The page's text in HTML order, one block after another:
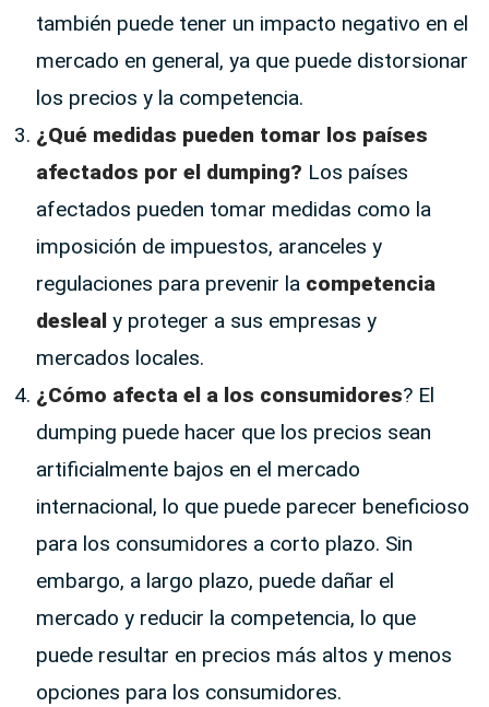
también puede tener un impacto negativo en el
mercado en general, ya que puede distorsionar
los precios y la competencia.
¿Qué medidas pueden tomar los países
afectados por el dumping? Los países
afectados pueden tomar medidas como la
imposición de impuestos, aranceles y
regulaciones para prevenir la competencia
desleal y proteger a sus empresas y
mercados locales.
¿Cómo afecta el a los consumidores? El
dumping puede hacer que los precios sean
artificialmente bajos en el mercado
internacional, lo que puede parecer beneficioso
para los consumidores a corto plazo. Sin
embargo, a largo plazo, puede dañar el
mercado y reducir la competencia, lo que
puede resultar en precios más altos y menos
opciones para los consumidores.